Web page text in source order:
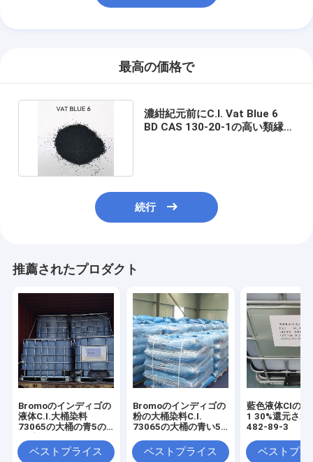
最高の価格で
濃紺紀元前にC.I. Vat Blue 6
BD CAS 130-20-1の高い類縁粒
続行
推薦されたプロダクト
Bromoのインディゴの
液体C.I.大桶染料
73065の大桶の青5の
ベストプライス
Bromoのインディゴの
粉の大桶染料C.I.
73065の大桶の青い5
ベストプライス
藍色液体CIの大
1 30%還元され
482-89-3
ベストプラ